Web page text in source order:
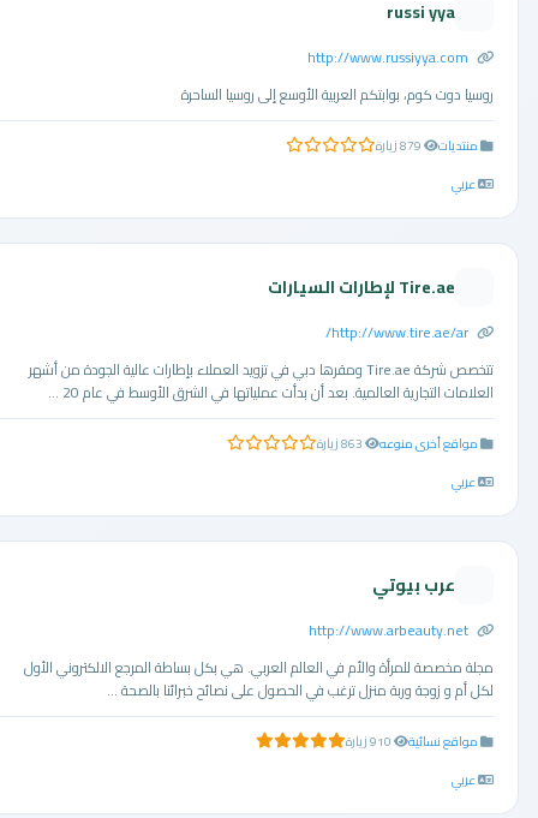
russi yya
http://www.russiyya.com
روسيا دوت كوم، بوابتكم العربية الأوسع إلى روسيا الساحرة
منتديات 0.0 من 5 نجوم
عربي
Tire.ae لإطارات السيارات
http://www.tire.ae/ar/
تتخصص شركة Tire.ae ومقرها دبي في تزويد العملاء بإطارات عالية الجودة من أشهر
العلامات التجارية العالمية. بعد أن بدأت عملياتها في الشرق الأوسط في عام 20 ...
مواقع أخرى منوعه 863 زيارة 0.0 من 5 نجوم
عربي
عرب بيوتي
http://www.arbeauty.net
مجلة مخصصة للمرأة والأم في العالم العربي. هي بكل بساطة المرجع الالكتروني الأول
لكل أم و زوجة وربة منزل ترغب في الحصول على نصائح خبرائنا بالصحة ...
مواقع نسائية 910 زيارة 5.0 من 5 نجوم
عربي